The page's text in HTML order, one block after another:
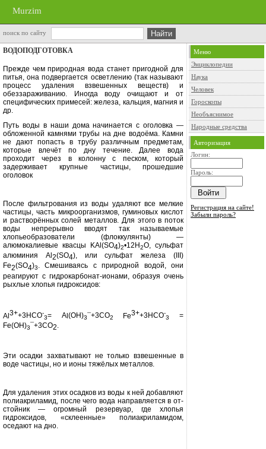
Murzim
поиск по сайту
ВОДОПОДГОТОВКА
Прежде чем природная вода станет пригодной для
питья, она подвергает­ся осветлению (так называют
процесс удаления взвешенных веществ) и
обеззараживанию. Иногда воду очи­щают и от
специфических примесей: железа, кальция, магния и
др.
Путь воды в наши дома начинает­ся с оголовка —
обложенной камнями трубы на дне водоёма. Камни
не дают попасть в трубу различным предметам,
которые влечёт по дну течение. Далее вода
проходит через в колонну с пес­ком, который
задерживает крупные частицы, прошедшие
оголовок
После фильтрования из воды уда­ляют все мелкие
частицы, часть мик­роорганизмов, гуминовых кислот
и растворённых солей металлов. Для этого в поток
воды непрерывно вво­дят так называемые
хлопьеобразователи (флоккулянты) —
алюмокалиевые квасцы
KAl (SO4)2•12Н2О, сульфат
алюминия Al 2(SO4), или сульфат железа ( III)
Fe2(SO4)3. Смешиваясь с при­родной водой, они
реагируют с гидрокарбонат-ионами, образуя очень
рыхлые хлопья гидроксидов:
Аl3++3НСО-
3= Аl(ОН)3¯+3СО2 Fe3++3НСО-
3
=
Fe(OH)3¯+3CO2
Эти осадки захватывают не только взвешенные в
воде частицы, но и ионы тяжёлых металлов.
Для удаления этих осадков из во­ды к ней добавляют
полиакриламид, после чего вода направляется в от­
стойник — огромный резервуар, где хлопья
гидроксидов, «склеенные» полиакриламидом,
оседают на дно.
Меню
Энциклопедии
Наука
Человек
Гороскопы
Необъяснимое
Народные средства
Авторизация
Логин:
Пароль:
Регистрация на сайте!
Забыли пароль?